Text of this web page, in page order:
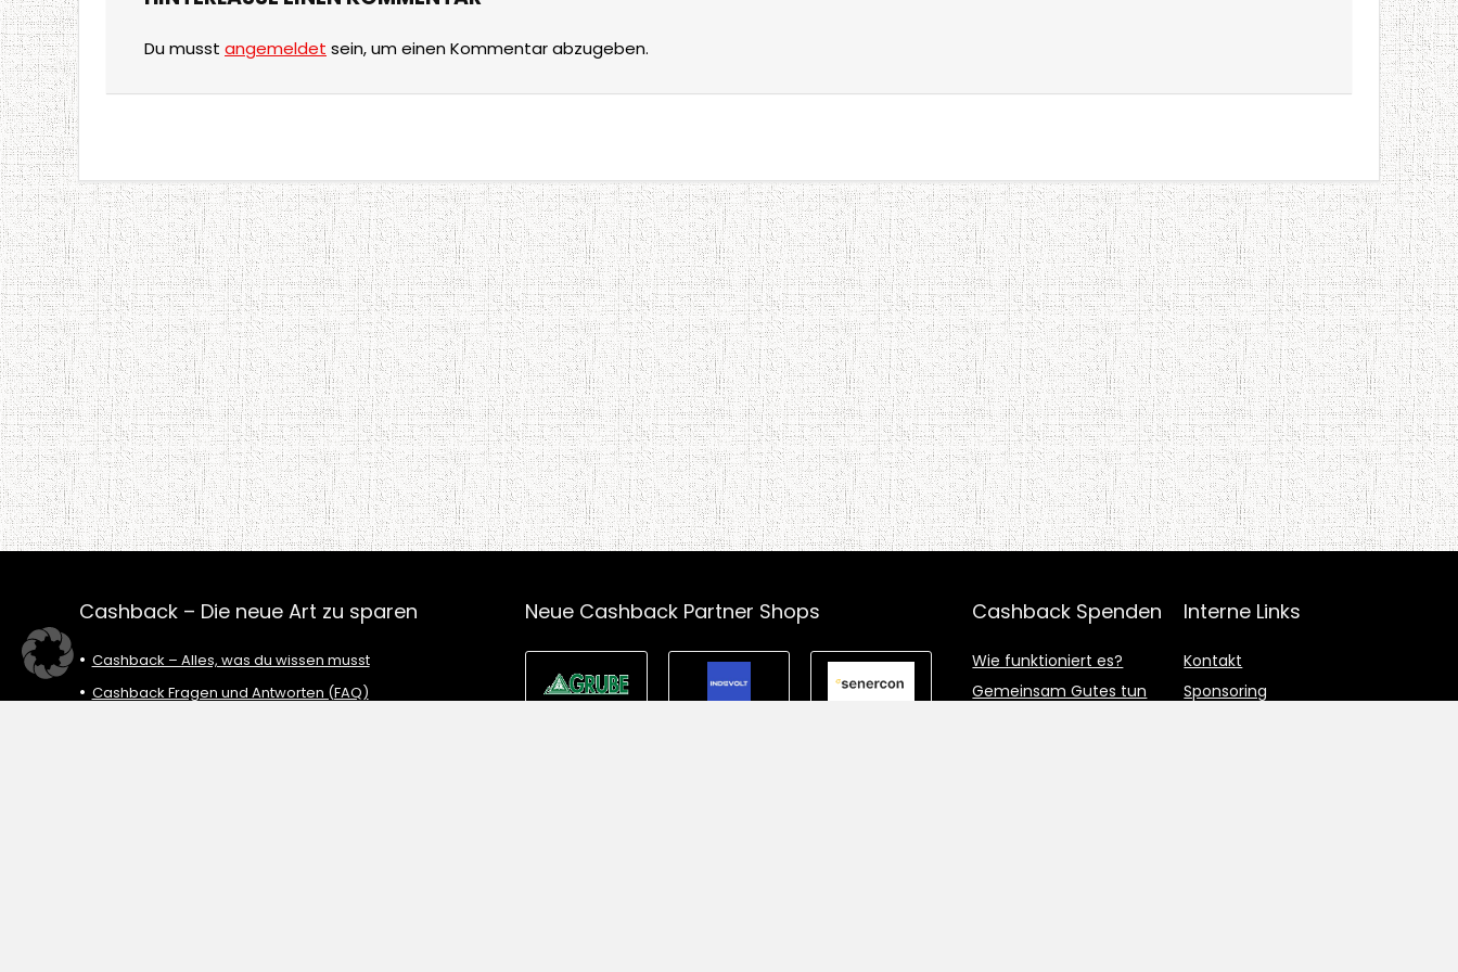
Du musst angemeldet sein, um einen Kommentar abzugeben.
Cashback – Die neue Art zu sparen
Cashback – Alles, was du wissen musst
Cashback Fragen und Antworten (FAQ)
Neue Cashback Partner Shops Cashback Spenden
Wie funktioniert es?
Gemeinsam Gutes tun
Interne Links
Kontakt
Sponsoring